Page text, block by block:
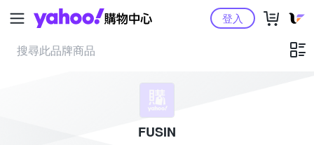
Yahoo購物中心登入
FUSIN